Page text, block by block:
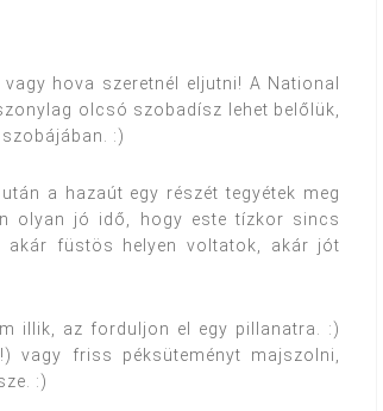
hova szeretnél eljutni! A National
olcsó szobadísz lehet belőlük,
:)
a hazaút egy részét tegyétek meg
olyan jó idő, hogy este tízkor sincs
akár füstös helyen voltatok, akár jót
illik, az forduljon el egy pillanatra. :)
vagy friss péksüteményt majszolni,
:)